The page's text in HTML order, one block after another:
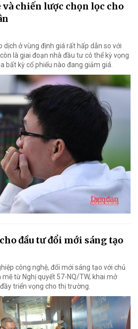
chiến lược chọn lọc cho
dịch ở vùng định giá rất hấp dẫn so với
là giai đoạn nhà đầu tư có thể kỳ vọng
bất kỳ cổ phiếu nào đang giảm giá.
đầu tư đổi mới sáng tạo
công nghệ, đổi mới sáng tạo với chủ
từ Nghị quyết 57-NQ/TW, khai mở
triển vọng cho thị trường.